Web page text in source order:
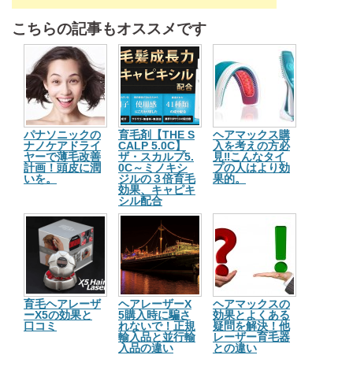
こちらの記事もオススメです
パナソニックの
ナノケアドライ
ヤーで薄毛改善
計画！頭皮に潤
いを。
育毛剤【THE S
CALP 5.0C】
ザ・スカルプ5.
0C～ミノキシ
ジルの３倍育毛
効果、キャピキ
シル配合
ヘアマックス購
入を考えの方必
見‼こんなタイ
プの人はより効
果的。
育毛ヘアレーザ
ーX5の効果と
口コミ
ヘアレーザーX
5購入時に騙さ
れないで！正規
輸入品と並行輸
入品の違い
ヘアマックスの
効果とよくある
疑問を解決！他
レーザー育毛器
との違い